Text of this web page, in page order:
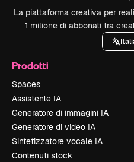
La piattaforma creativa per
1 milione di abbonati tra
Prodotti
Spaces
Assistente IA
Generatore di immagini IA
Generatore di video IA
Sintetizzatore vocale IA
Contenuti stock